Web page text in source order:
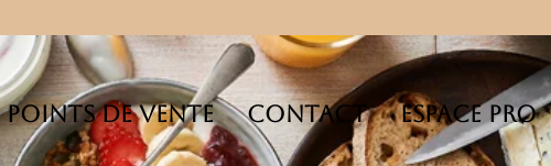
Points de Vente Contact Espace Pro